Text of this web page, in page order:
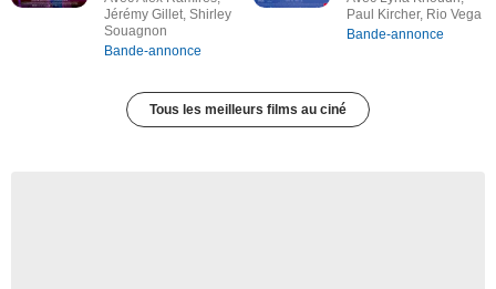
Jérémy Gillet, Shirley
Souagnon
Bande-annonce
Paul Kircher, Rio Vega
Bande-annonce
Tous les meilleurs films au ciné